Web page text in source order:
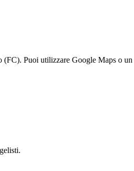
Puoi utilizzare Google Maps o